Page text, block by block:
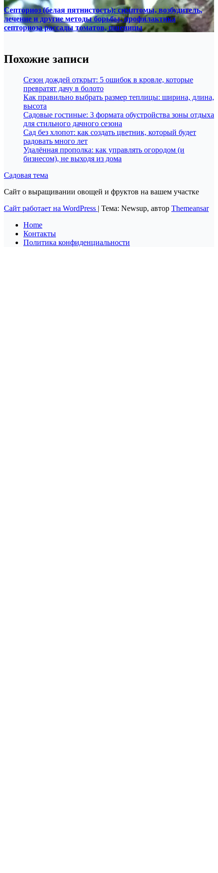
Септориоз (белая пятнистость): симптомы, возбудитель,
лечение и другие методы борьбы, профилактика
септориоза рассады томатов, пшеницы
Похожие записи
Сезон дождей открыт: 5 ошибок в кровле, которые
превратят дачу в болото
Как правильно выбрать размер теплицы: ширина, длина,
высота
Садовые гостиные: 3 формата обустройства зоны отдыха
для стильного дачного сезона
Сад без хлопот: как создать цветник, который будет
радовать много лет
Удалённая прополка: как управлять огородом (и
бизнесом), не выходя из дома
Садовая тема
Сайт о выращивании овощей и фруктов на вашем участке
Сайт работает на WordPress | Тема: Newsup, автор Themeansar
Home
Контакты
Политика конфиденциальности